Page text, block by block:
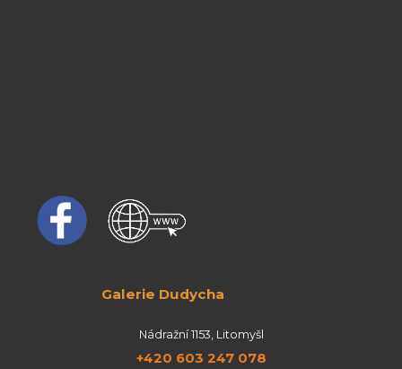
Galerie Dudycha
Nádražní 1153, Litomyšl
+420 603 247 078